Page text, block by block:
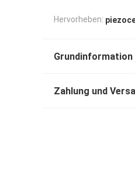
Hervorheben:
Grundinformation
Zahlung und